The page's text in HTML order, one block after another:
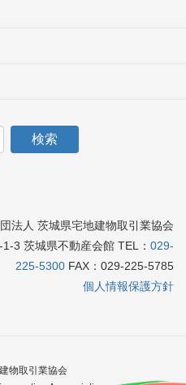
法人 茨城県宅地建物取引業協会
3 茨城県不動産会館 TEL： 029-
225-5300 FAX：029-225-5785
個人情報保護方針
物取引業協会